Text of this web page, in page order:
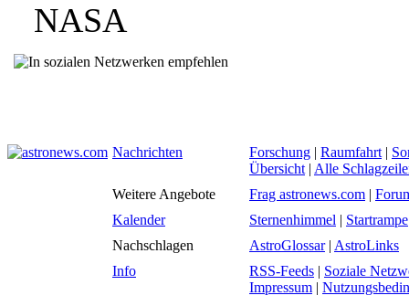
NASA
Nachrichten Forschung | Raumfahrt |
Übersicht | Alle
Weitere Angebote
Frag astronews.com |
Kalender
Sternenhimmel | Startrampe
Nachschlagen
AstroGlossar| AstroLinks
Info
RSS-Feeds | Soziale
Impressum |